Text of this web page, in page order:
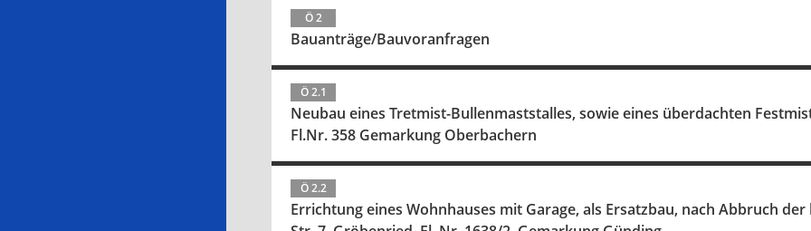
Ö 2
Bauanträge/Bauvoranfragen
Ö 2.1
Neubau eines Tretmist-Bullenmaststalles, sowie eines überdachten
Fl.Nr. 358 Gemarkung Oberbachern
Ö 2.2
Errichtung eines Wohnhauses mit Garage, als Ersatzbau, nach Abbruch